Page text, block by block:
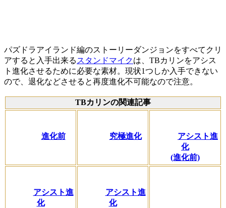
パズドラアイランド編のストーリーダンジョンをすべてクリ
アすると入手出来る スタンドマイクは、TBカリンをアシス
ト進化させるために必要な素材。現状1つしか入手できない
ので、退化などさせると再度進化不可能なので注意。
TBカリンの関連記事
進化前 究極進化
アシスト進
化
(進化前)
アシスト進
化
アシスト進
化